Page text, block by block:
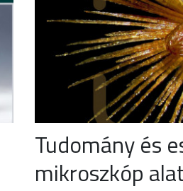
Tudomány és
mikroszkóp